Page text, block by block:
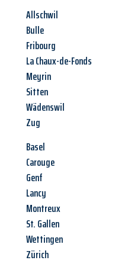
Allschwil
Bulle
Fribourg
La Chaux-de-Fonds
Meyrin
Sitten
Wädenswil
Zug
Basel
Carouge
Genf
Lancy
Montreux
St. Gallen
Wettingen
Zürich